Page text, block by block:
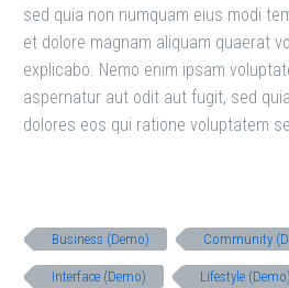
sed quia non numquam eius modi
et dolore magnam aliquam quaerat
explicabo. Nemo enim ipsam
aspernatur aut odit aut fugit, sed
dolores eos qui ratione voluptatem
Business (Demo) Community
Interface (Demo) Lifestyle (Demo)